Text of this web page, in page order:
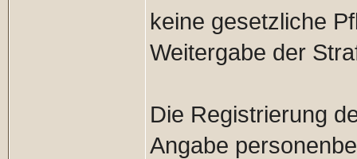
keine gesetzliche
Weitergabe der
Die Registrierung
Angabe